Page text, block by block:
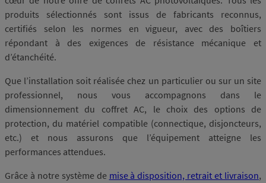
produits sélectionnés sont issus de fabricants reconnus,
certifiés selon les normes en vigueur, avec des boîtiers
répondant à des exigences de résistance mécanique et
d’étanchéité.
Que l’installation soit réalisée chez un particulier ou sur un site
professionnel, nous vous accompagnons dans le
dimensionnement du coffret AC, le choix des options de
protection, du matériel compatible (connectique, disjoncteurs,
etc.) et nous assurons que l’équipement atteigne les
performances attendues.
Grâce à notre système de mise à disposition, retrait et livraison,